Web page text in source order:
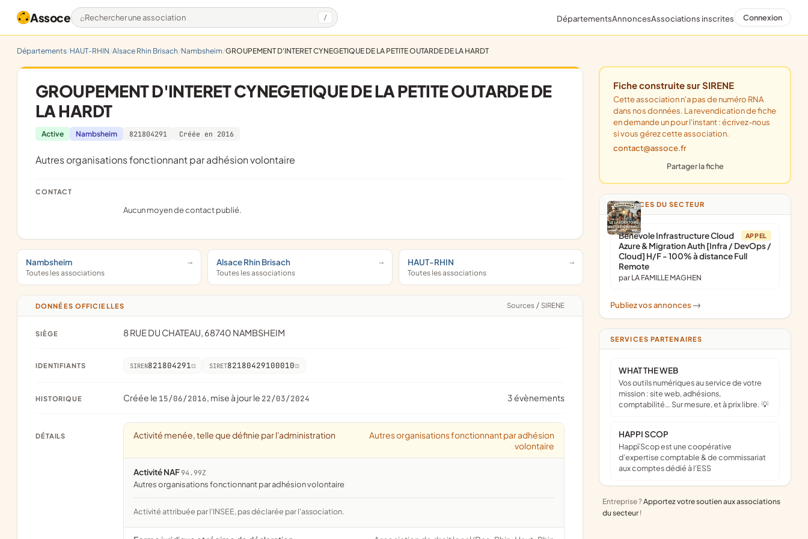
Assoce Rechercher une association / DépartementsAnnoncesAssociations inscrites Connexion
Départements HAUT-RHIN Alsace Rhin Brisach Nambsheim GROUPEMENT D'INTERET CYNEGETIQUE DE LA PETITE OUTARDE DE LA HARDT
GROUPEMENT D'INTERET CYNEGETIQUE DE LA PETITE OUTARDE DE
LA HARDT
Active Nambsheim 821804291 Créée en 2016
Autres organisations fonctionnant par adhésion volontaire
CONTACT
Aucun moyen de contact publié.
Nambsheim
Toutes les associations
Alsace Rhin Brisach
Toutes les associations
HAUT-RHIN
Toutes les associations
DONNÉES OFFICIELLES Sources / SIRENE
SIÈGE 8 RUE DU CHATEAU, 68740 NAMBSHEIM
IDENTIFIANTS SIREN821804291 SIRET82180429100010
HISTORIQUE Créée le 15/06/2016, mise à jour le 22/03/2024 3 évènements
DÉTAILS Activité menée, telle que définie par l'administration
Autres organisations fonctionnant par adhésion
volontaire
Activité NAF94.99Z
Autres organisations fonctionnant par adhésion volontaire
Activité attribuée par l'INSEE, pas déclarée par l'association.
Fiche construite sur SIRENE
Cette association n'a pas de numéro RNA
dans nos données. La revendication de fiche
en demande un pour l'instant : écrivez-nous
si vous gérez cette association.
contact@assoce.fr
Partager la fiche
ANNONCES DU SECTEUR
APPEL
Bénévole Infrastructure Cloud
Azure & Migration Auth [Infra / DevOps /
Cloud] H/F - 100% à distance Full
Remote
par LA FAMILLE MAGHEN
Publiez vos annonces ->
SERVICES PARTENAIRES
WHAT THE WEB
Vos outils numériques au service de votre
mission : site web, adhésions,
comptabilité… Sur mesure, et à prix libre. 💡
HAPPI SCOP
Happï Scop est une coopérative
d’expertise comptable & de commissariat
aux comptes dédié à l'ESS
Entreprise ?Apportez votre soutien aux associations
du secteur !